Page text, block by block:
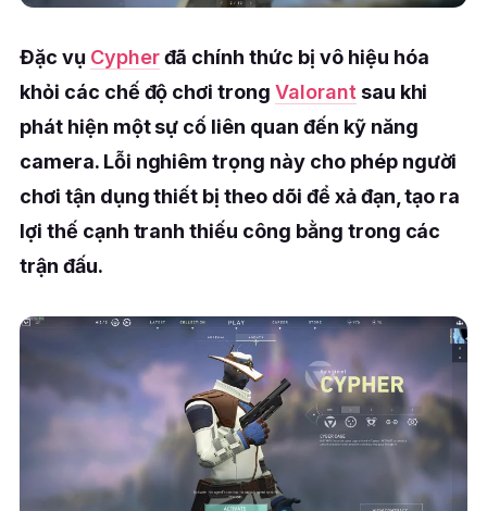
Đặc vụ Cypherđã chính thức bị vô hiệu hóa
khỏi các chế độ chơi trongValorant sau khi
phát hiện một sự cố liên quan đến kỹ năng
camera. Lỗi nghiêm trọng này cho phép người
chơi tận dụng thiết bị theo dõi để xả đạn, tạo ra
lợi thế cạnh tranh thiếu công bằng trong các
trận đấu.